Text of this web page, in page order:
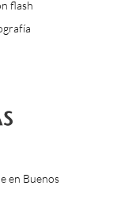
en Buenos
flash